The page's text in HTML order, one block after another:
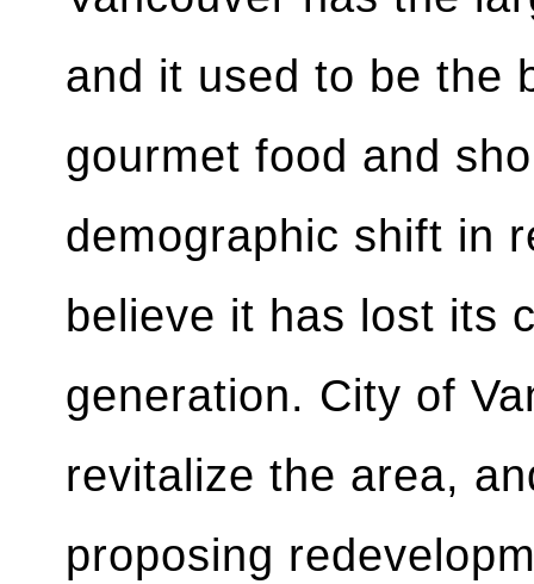
and it used to be the
gourmet food and
demographic shift in
believe it has lost its
generation. City of
revitalize the area,
proposing